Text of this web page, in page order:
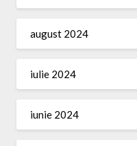
august 2024
iulie 2024
iunie 2024